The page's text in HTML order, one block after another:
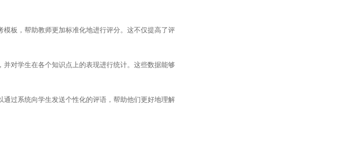
板，帮助教师更加标准化地进行评分。这不仅提高了评
对学生在各个知识点上的表现进行统计。这些数据能够
过系统向学生发送个性化的评语，帮助他们更好地理解